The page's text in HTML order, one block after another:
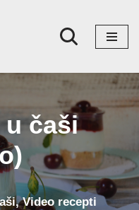
čaši
,Video recepti